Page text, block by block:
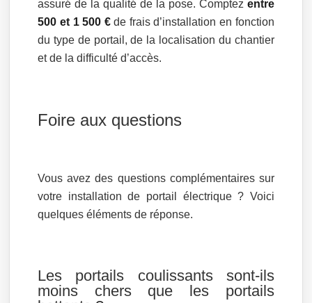
assuré de la qualité de la pose. Comptez entre
500 et 1 500 €de frais d’installation en fonction
du type de portail, de la localisation du chantier
et de la difficulté d’accès.
Foire aux questions
Vous avez des questions complémentaires sur
votre installation de portail électrique ? Voici
quelques éléments de réponse.
Les portails coulissants sont-ils
moins chers que les portails